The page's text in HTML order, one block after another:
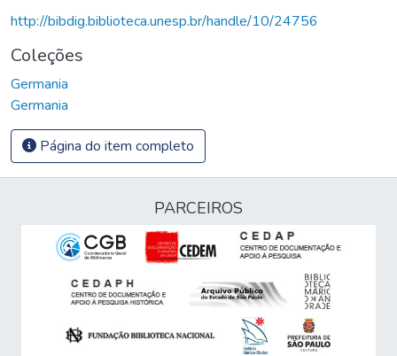
http://bibdig.biblioteca.unesp.br/handle/10/24756
Coleções
Germania
Germania
Página do item completo
PARCEIROS